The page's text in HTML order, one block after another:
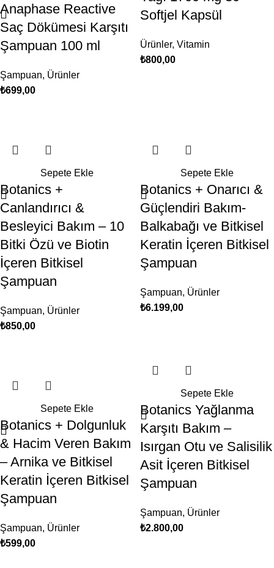
Anaphase Reactive
Saç Dökümesi Karşıtı
Şampuan 100 ml
Şampuan, Ürünler
₺699,00
Softjel Kapsül
Ürünler, Vitamin
₺800,00
Sepete Ekle
Botanics +
Canlandırıcı &
Besleyici Bakım – 10
Bitki Özü ve Biotin
İçeren Bitkisel
Şampuan
Şampuan, Ürünler
₺850,00
Sepete Ekle
Botanics + Onarıcı &
Güçlendiri Bakım-
Balkabağı ve Bitkisel
Keratin İçeren Bitkisel
Şampuan
Şampuan, Ürünler
₺6.199,00
Sepete Ekle
Botanics + Dolgunluk
& Hacim Veren Bakım
– Arnika ve Bitkisel
Keratin İçeren Bitkisel
Şampuan
Şampuan, Ürünler
₺599,00
Sepete Ekle
Botanics Yağlanma
Karşıtı Bakım –
Isırgan Otu ve Salisilik
Asit İçeren Bitkisel
Şampuan
Şampuan, Ürünler
₺2.800,00